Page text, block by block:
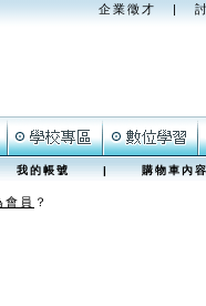
企業徵才 |
我的帳號|購物車內
會員 ？